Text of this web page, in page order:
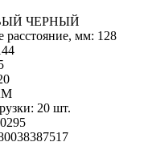
ЧЕРНЫЙ
мм: 128
20 шт.